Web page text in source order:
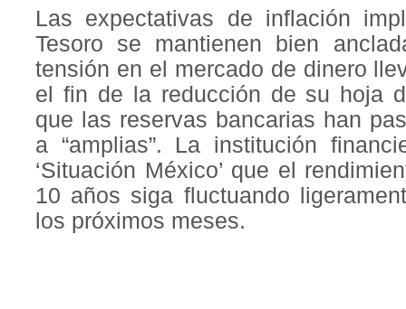
Las expectativas de inflación
Tesoro se mantienen bien
tensión en el mercado de dinero
el fin de la reducción de su hoja
que las reservas bancarias han
a “amplias”. La institución
‘Situación México’ que el
10 años siga fluctuando
los próximos meses.